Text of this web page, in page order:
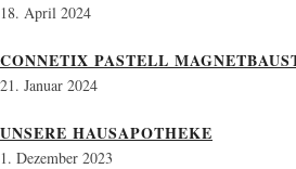
18. April 2024
CONNETIX PASTELL
21. Januar 2024
UNSERE HAUSAPOTHEKE
1. Dezember 2023